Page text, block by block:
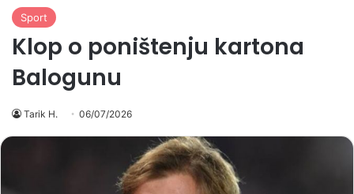
Sport
Klop o poništenju kartona
Balogunu
Tarik H. 06/07/2026